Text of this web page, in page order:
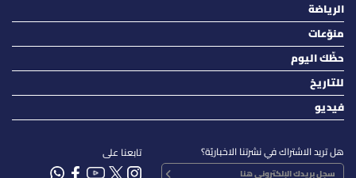
الرياضة
منوّعات
حظّك اليوم
للتاريخ
فيديو
هل تريد الاشتراك في نشرتنا الاخباريّة؟ تابعنا على